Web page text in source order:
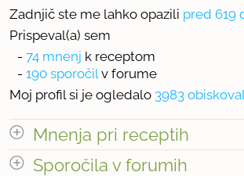
Zadnjič ste me lahko opazili pred 619
Prispeval(a) sem
- 74 mnenj k receptom
- 190 sporočil v forume
Moj profil si je ogledalo 3983
Mnenja pri receptih
odpri vse
Sporočila v forumih